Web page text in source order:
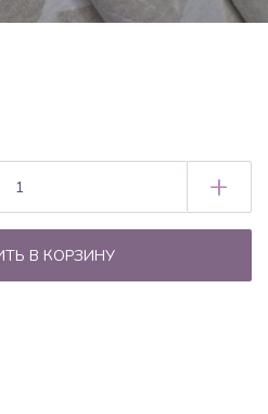
+
В КОРЗИНУ